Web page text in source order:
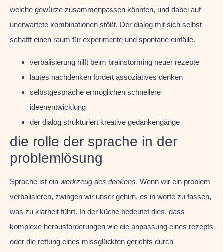
welche gewürze zusammenpassen könnten, und dabei auf
unerwartete kombinationen stößt. Der dialog mit sich selbst
schafft einen raum für experimente und spontane einfälle.
verbalisierung hilft beim brainstorming neuer rezepte
lautes nachdenken fördert assoziatives denken
selbstgespräche ermöglichen schnellere
ideenentwicklung
der dialog strukturiert kreative gedankengänge
die rolle der sprache in der
problemlösung
Sprache ist ein werkzeug des denkens. Wenn wir ein problem
verbalisieren, zwingen wir unser gehirn, es in worte zu fassen,
was zu klarheit führt. In der küche bedeutet dies, dass
komplexe herausforderungen wie die anpassung eines rezepts
oder die rettung eines missglückten gerichts durch